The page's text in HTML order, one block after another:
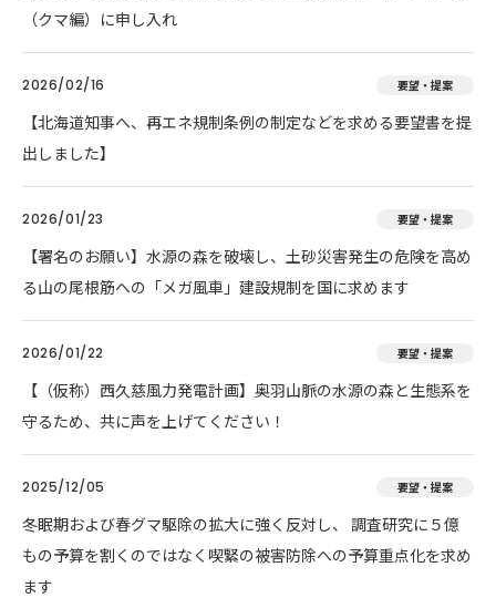
（クマ編）に申し入れ
2026/02/16 要望・提案
【北海道知事へ、再エネ規制条例の制定などを求める要望書を提
出しました】
2026/01/23 要望・提案
【署名のお願い】水源の森を破壊し、土砂災害発生の危険を高め
る山の尾根筋への「メガ風車」建設規制を国に求めます
2026/01/22 要望・提案
【（仮称）西久慈風力発電計画】奥羽山脈の水源の森と生態系を
守るため、共に声を上げてください！
2025/12/05 要望・提案
冬眠期および春グマ駆除の拡大に強く反対し、 調査研究に５億
もの予算を割くのではなく喫緊の被害防除への予算重点化を求め
ます